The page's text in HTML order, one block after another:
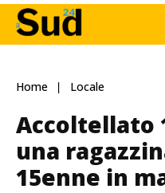
Home Locale
Accoltellato
una
15enne in